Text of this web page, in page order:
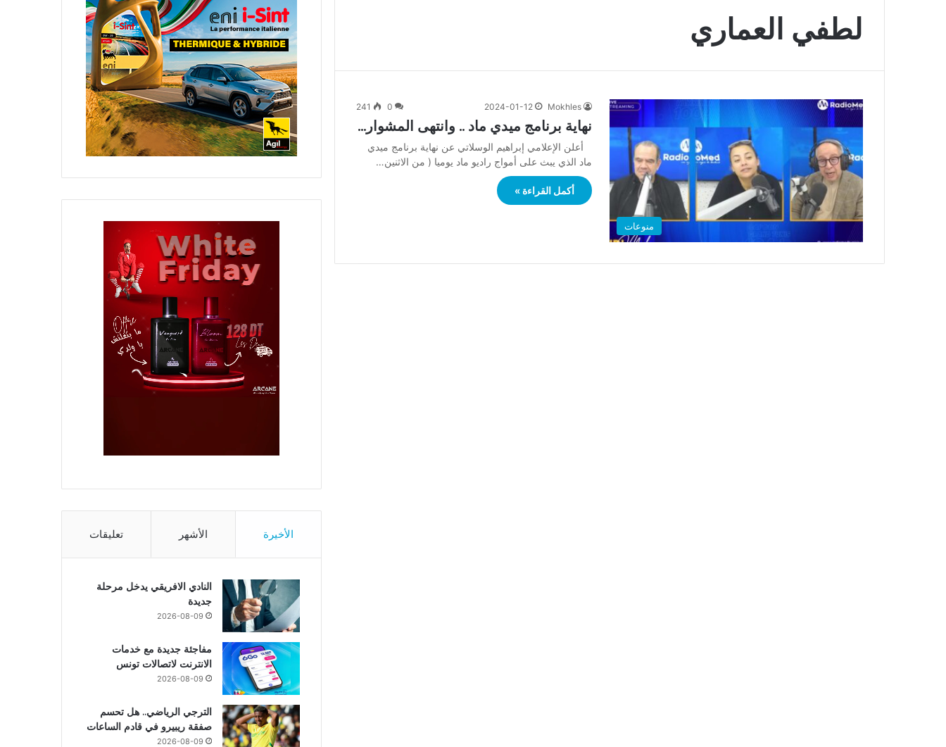
لطفي العماري
منوعات
Mokhles
2024-01-12
0
241
نهاية برنامج ميدي ماد .. وانتهى المشوار…
أعلن الإعلامي إبراهيم الوسلاتي عن نهاية برنامج ميدي
ماد الذي يبث على أمواج راديو ماد يوميا ( من الاثنين…
أكمل القراءة »
الأخيرة الأشهر تعليقات
النادي الافريقي يدخل مرحلة
جديدة
2026-08-09
مفاجئة جديدة مع خدمات
الانترنت لاتصالات تونس
2026-08-09
الترجي الرياضي.. هل تحسم
صفقة ريبيرو في قادم الساعات
2026-08-09